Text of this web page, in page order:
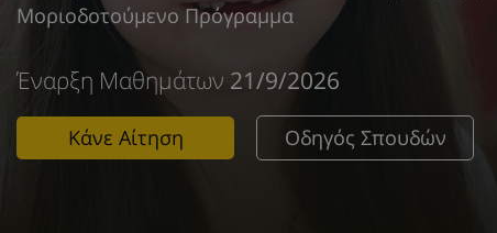
Μοριοδοτούμενο Πρόγραμμα
Έναρξη Μαθημάτων 21/9/2026
Κάνε Αίτηση Οδηγός Σπουδών